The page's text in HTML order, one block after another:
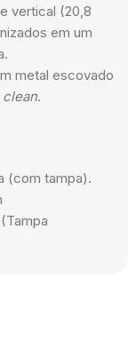
vertical (20,8
em um
metal escovado
clean.
(com tampa).